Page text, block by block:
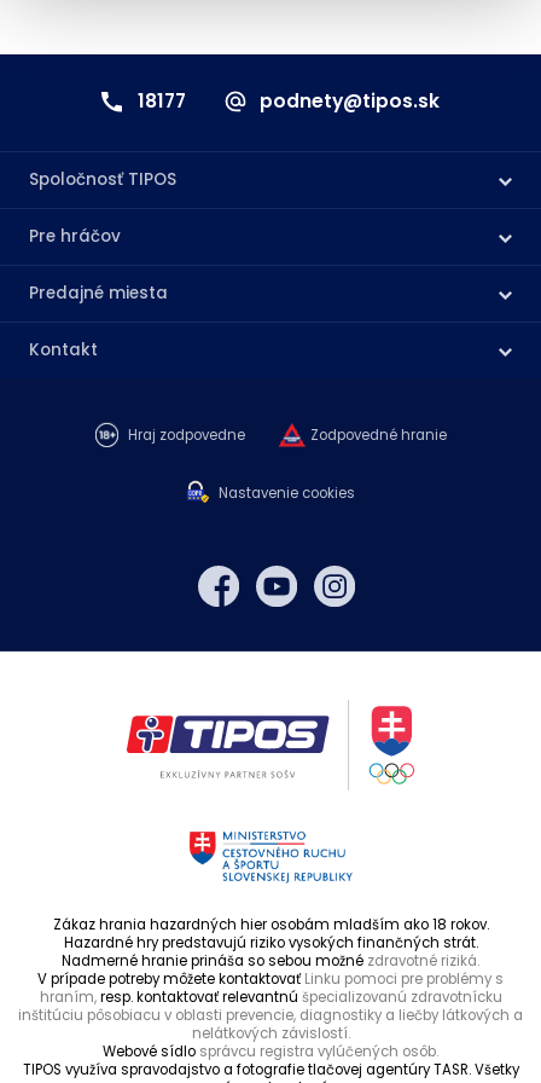
18177 podnety@tipos.sk
Spoločnosť TIPOS
Pre hráčov
Predajné miesta
Kontakt
Hraj zodpovedne Zodpovedné hranie
Nastavenie cookies
Zákaz hrania hazardných hier osobám mladším ako 18 rokov.
Hazardné hry predstavujú riziko vysokých finančných strát.
Nadmerné hranie prináša so sebou možné zdravotné riziká.
V prípade potreby môžete kontaktovaťLinku pomoci pre problémy s
hraním,resp. kontaktovať relevantnú špecializovanú zdravotnícku
inštitúciu pôsobiacu v oblasti prevencie, diagnostiky a liečby látkových a
nelátkových závislostí.
Webové sídlo správcu registra vylúčených osôb.
TIPOS využíva spravodajstvo a fotografie tlačovej agentúry TASR. Všetky